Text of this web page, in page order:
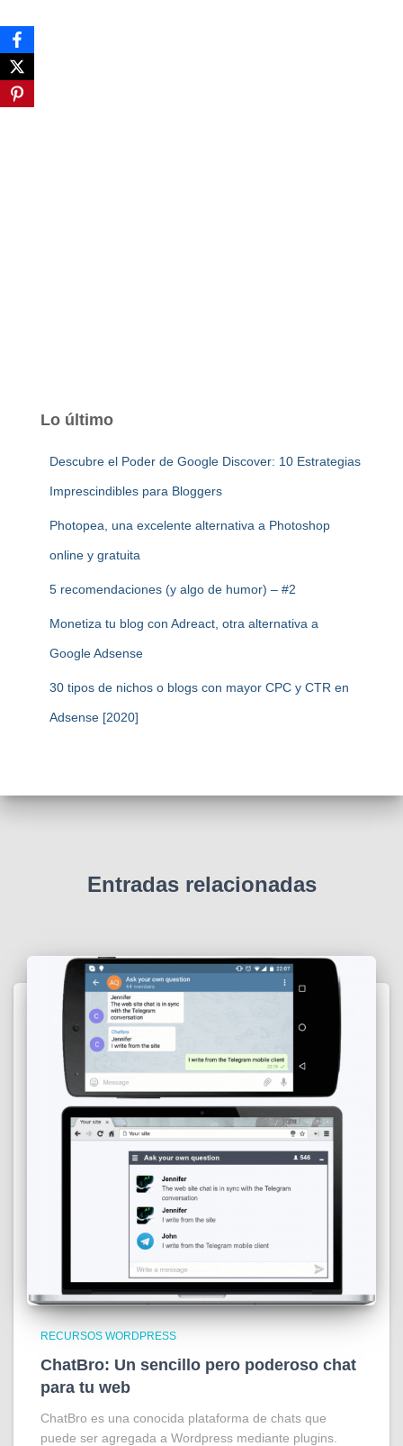
Lo último
Descubre el Poder de Google Discover: 10 Estrategias
Imprescindibles para Bloggers
Photopea, una excelente alternativa a Photoshop
online y gratuita
5 recomendaciones (y algo de humor) – #2
Monetiza tu blog con Adreact, otra alternativa a
Google Adsense
30 tipos de nichos o blogs con mayor CPC y CTR en
Adsense [2020]
Entradas relacionadas
RECURSOS WORDPRESS
ChatBro: Un sencillo pero poderoso chat
para tu web
ChatBro es una conocida plataforma de chats que
puede ser agregada a Wordpress mediante plugins.